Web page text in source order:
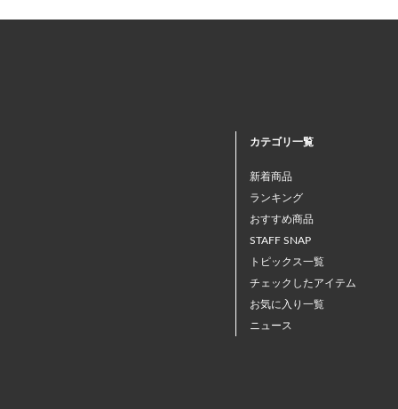
カテゴリ一覧
新着商品
ランキング
おすすめ商品
STAFF SNAP
トピックス一覧
チェックしたアイテム
お気に入り一覧
ニュース